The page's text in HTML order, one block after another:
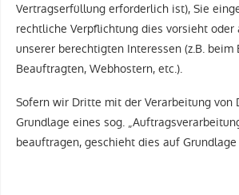
Vertragserfüllung erforderlich ist), Sie
rechtliche Verpflichtung dies vorsieht oder
unserer berechtigten Interessen (z.B. beim
Beauftragten, Webhostern, etc.).
Sofern wir Dritte mit der Verarbeitung von
Grundlage eines sog.
beauftragen, geschieht dies auf Grundlage